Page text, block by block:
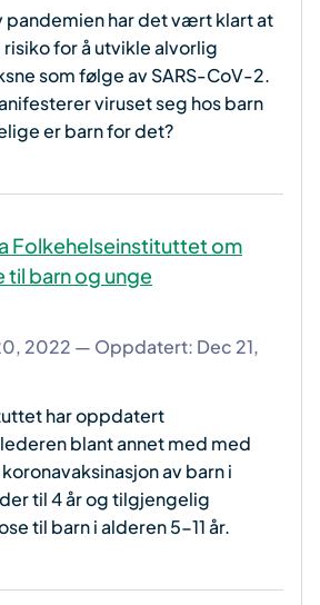
pandemien har det vært klart at
for å utvikle alvorlig
som følge av SARS-CoV-2.
viruset seg hos barn
er barn for det?
Folkehelseinstituttet om
til barn og unge
2022 — Oppdatert: Dec 21,
har oppdatert
blant annet med med
av barn i
til 4 år og tilgjengelig
til barn i alderen 5-11 år.